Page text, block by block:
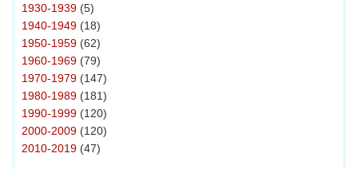
1930-1939 (5)
1940-1949 (18)
1950-1959 (62)
1960-1969 (79)
1970-1979 (147)
1980-1989 (181)
1990-1999 (120)
2000-2009 (120)
2010-2019 (47)